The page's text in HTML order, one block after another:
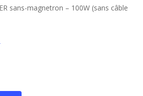
sans-magnetron – 100W (sans câble